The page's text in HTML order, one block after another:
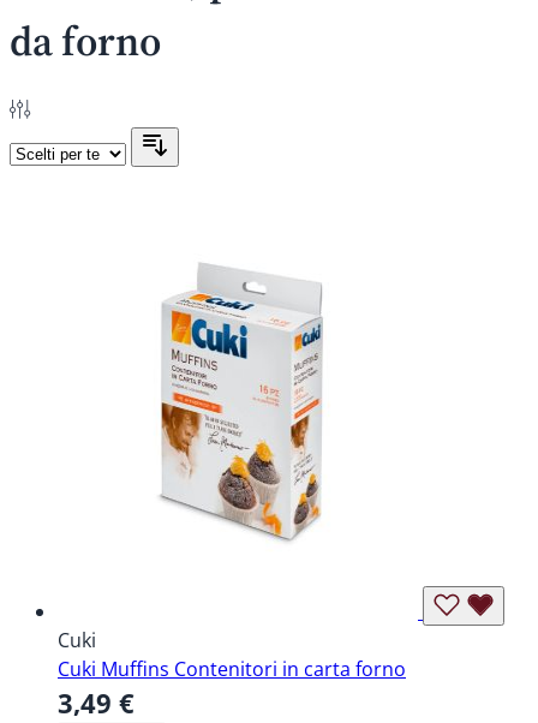
da forno
Cuki
Cuki Muffins Contenitori in carta forno
3,49 €